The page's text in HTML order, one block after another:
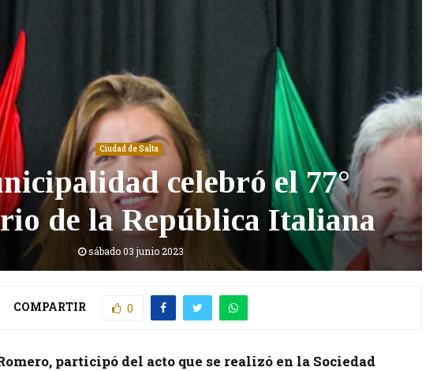
Ciudad de Salta
celebró el 77°
de la República Italiana
sábado 03 junio 2023
COMPARTIR 0
participó del acto que se realizó en la Sociedad